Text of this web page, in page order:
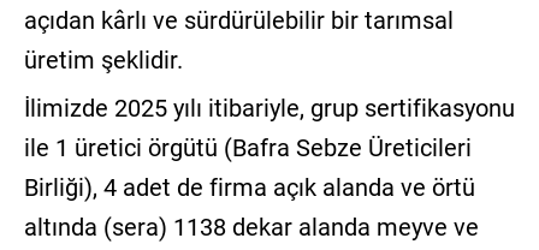
açıdan kârlı ve sürdürülebilir bir tarımsal
üretim şeklidir.
İlimizde 2025 yılı itibariyle, grup sertifikasyonu
ile 1 üretici örgütü (Bafra Sebze Üreticileri
Birliği), 4 adet de firma açık alanda ve örtü
altında (sera) 1138 dekar alanda meyve ve